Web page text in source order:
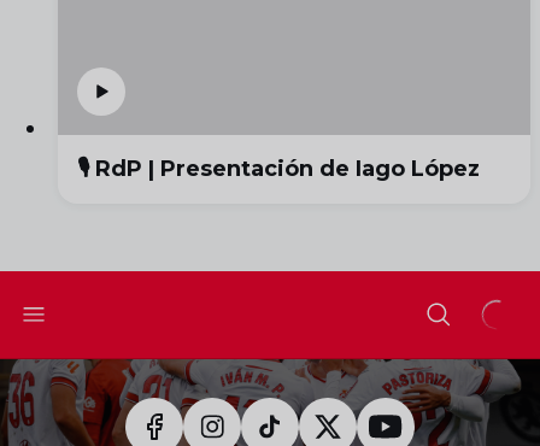
🎙️ RdP | Presentación de Iago López